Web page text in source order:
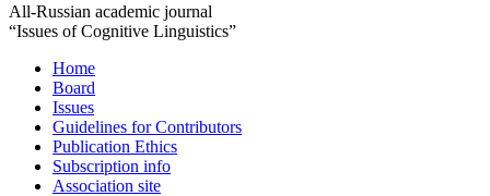
All-Russian academic journal
“Issues of Cognitive Linguistics”
Home
Board
Issues
Guidelines for Contributors
Publication Ethics
Subscription info
Association site